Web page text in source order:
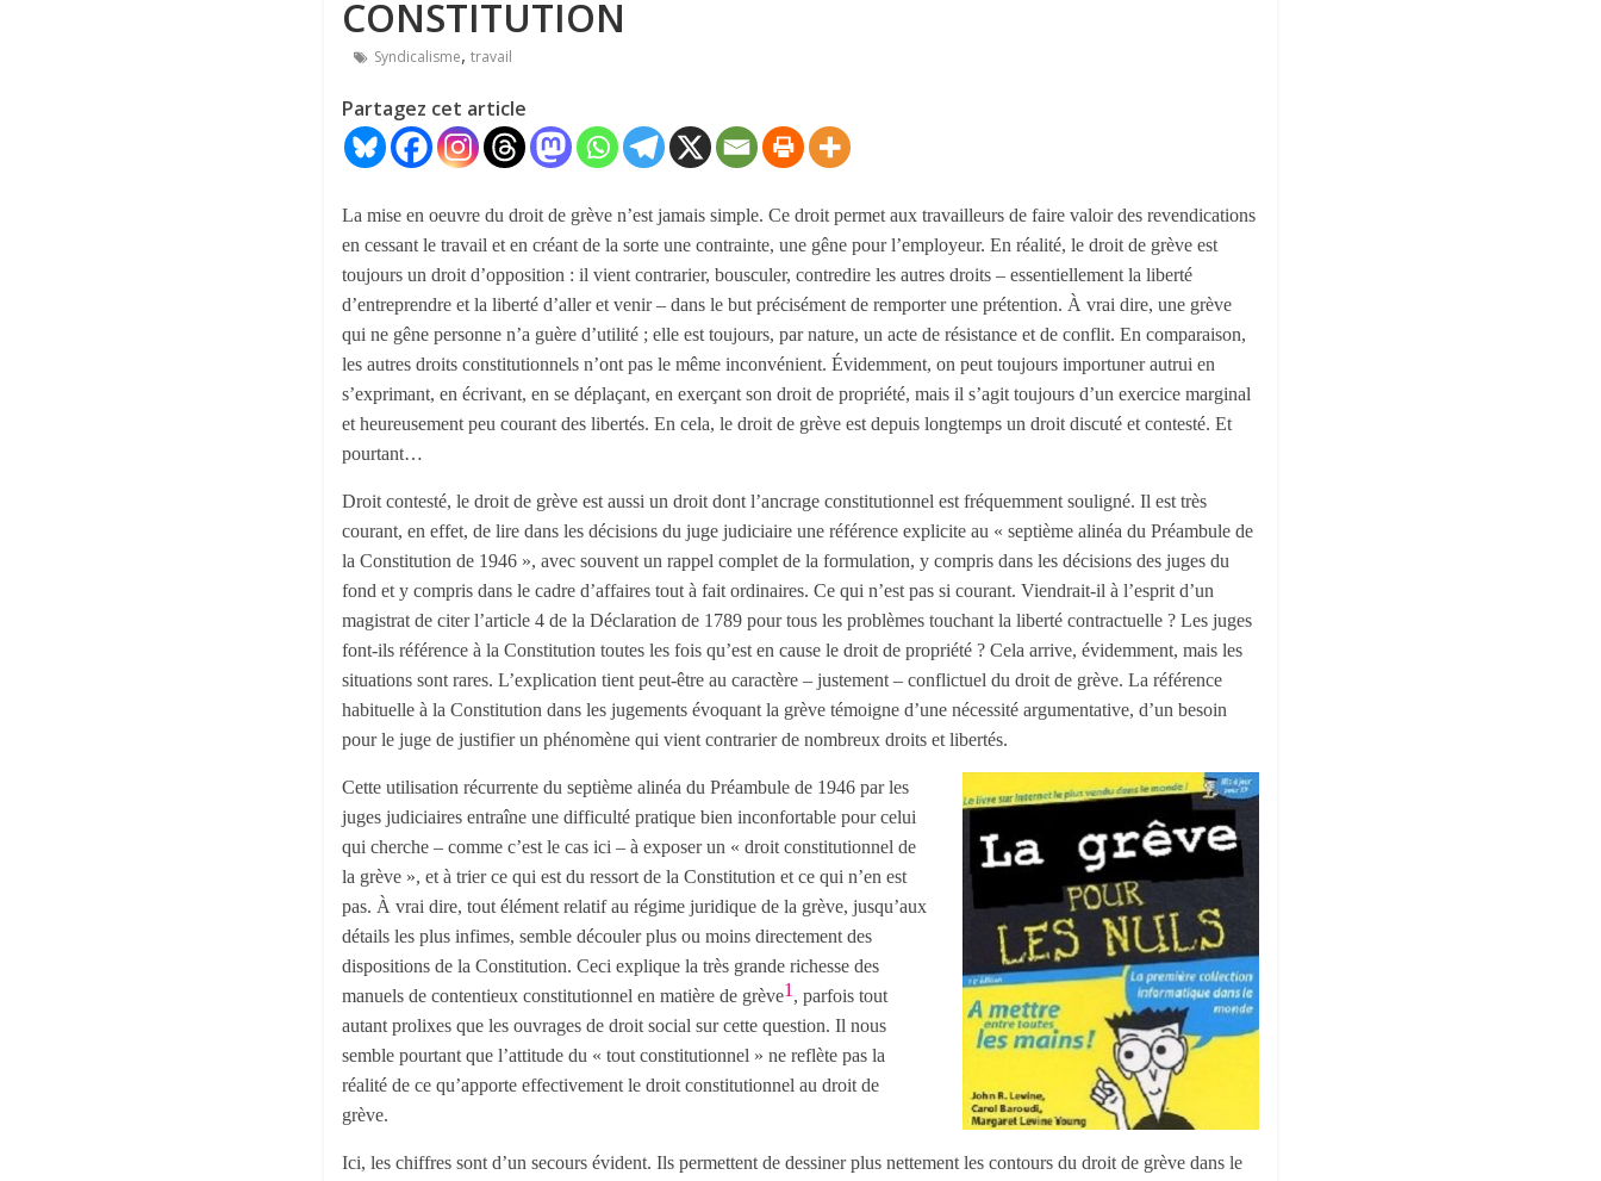
CONSTITUTION
Syndicalisme, travail
Partagez cet article
La mise en oeuvre du droit de grève n’est jamais simple. Ce droit permet aux travailleurs de faire valoir des revendications
en cessant le travail et en créant de la sorte une contrainte, une gêne pour l’employeur. En réalité, le droit de grève est
toujours un droit d’opposition : il vient contrarier, bousculer, contredire les autres droits – essentiellement la liberté
d’entreprendre et la liberté d’aller et venir – dans le but précisément de remporter une prétention. À vrai dire, une grève
qui ne gêne personne n’a guère d’utilité ; elle est toujours, par nature, un acte de résistance et de conflit. En comparaison,
les autres droits constitutionnels n’ont pas le même inconvénient. Évidemment, on peut toujours importuner autrui en
s’exprimant, en écrivant, en se déplaçant, en exerçant son droit de propriété, mais il s’agit toujours d’un exercice marginal
et heureusement peu courant des libertés. En cela, le droit de grève est depuis longtemps un droit discuté et contesté. Et
pourtant…
Droit contesté, le droit de grève est aussi un droit dont l’ancrage constitutionnel est fréquemment souligné. Il est très
courant, en effet, de lire dans les décisions du juge judiciaire une référence explicite au « septième alinéa du Préambule de
la Constitution de 1946 », avec souvent un rappel complet de la formulation, y compris dans les décisions des juges du
fond et y compris dans le cadre d’affaires tout à fait ordinaires. Ce qui n’est pas si courant. Viendrait-il à l’esprit d’un
magistrat de citer l’article 4 de la Déclaration de 1789 pour tous les problèmes touchant la liberté contractuelle ? Les juges
font-ils référence à la Constitution toutes les fois qu’est en cause le droit de propriété ? Cela arrive, évidemment, mais les
situations sont rares. L’explication tient peut-être au caractère – justement – conflictuel du droit de grève. La référence
habituelle à la Constitution dans les jugements évoquant la grève témoigne d’une nécessité argumentative, d’un besoin
pour le juge de justifier un phénomène qui vient contrarier de nombreux droits et libertés.
Cette utilisation récurrente du septième alinéa du Préambule de 1946 par les
juges judiciaires entraîne une difficulté pratique bien inconfortable pour celui
qui cherche – comme c’est le cas ici – à exposer un « droit constitutionnel de
la grève », et à trier ce qui est du ressort de la Constitution et ce qui n’en est
pas. À vrai dire, tout élément relatif au régime juridique de la grève, jusqu’aux
détails les plus infimes, semble découler plus ou moins directement des
dispositions de la Constitution. Ceci explique la très grande richesse des
manuels de contentieux constitutionnel en matière de grève1 , parfois tout
autant prolixes que les ouvrages de droit social sur cette question. Il nous
semble pourtant que l’attitude du « tout constitutionnel » ne reflète pas la
réalité de ce qu’apporte effectivement le droit constitutionnel au droit de
grève.
Ici, les chiffres sont d’un secours évident. Ils permettent de dessiner plus nettement les contours du droit de grève dans le